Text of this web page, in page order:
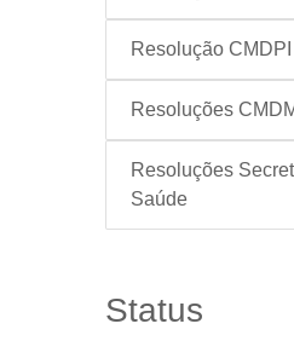
Resolução CMDPI
Resoluções
Resoluções
Saúde
Status